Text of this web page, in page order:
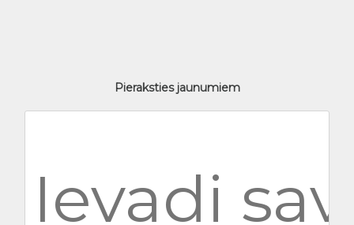
Pieraksties jaunumiem